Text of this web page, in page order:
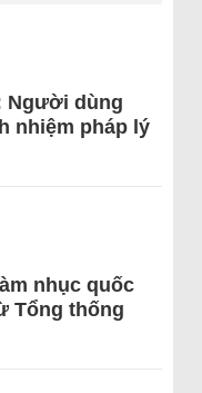
Người dùng
nhiệm pháp lý
nhục quốc
Tổng thống